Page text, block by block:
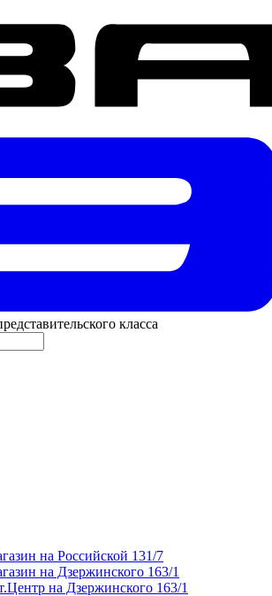
класса
на Российской 131/7
на Дзержинского 163/1
на Дзержинского 163/1